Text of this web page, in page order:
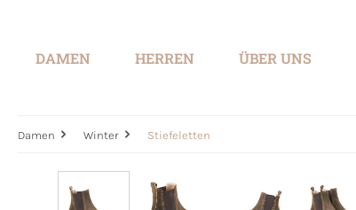
DAMEN HERREN ÜBER UNS
Damen Winter Stiefeletten
Bildergalerie überspringen